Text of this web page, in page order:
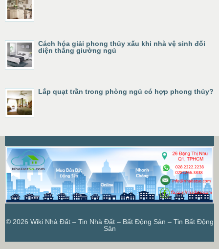
Cách hóa giải phong thủy xấu khi nhà vệ sinh đối
diện thẳng giường ngủ
Lắp quạt trần trong phòng ngủ có hợp phong thủy?
© 2026 Wiki Nhà Đất – Tin Nhà Đất – Bất Động Sản – Tin Bất Động
Sản